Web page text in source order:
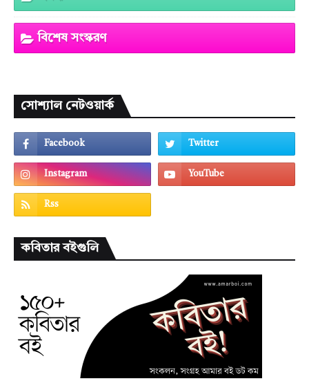
বিশেষ সংস্করণ
সোশ্যাল নেটওয়ার্ক
কবিতার বইগুলি